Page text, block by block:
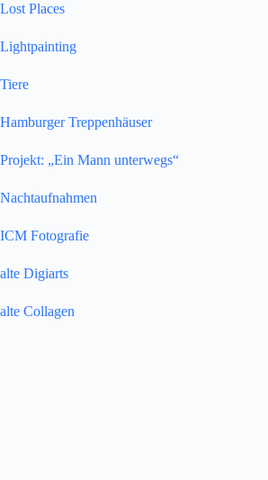
Lost Places
Lightpainting
Tiere
Hamburger Treppenhäuser
Projekt: „Ein Mann unterwegs“
Nachtaufnahmen
ICM Fotografie
alte Digiarts
alte Collagen